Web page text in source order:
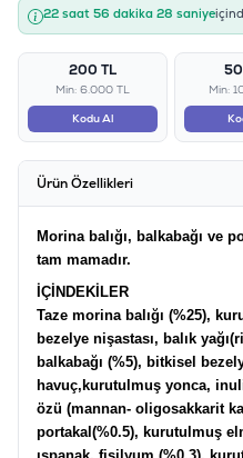
22 saat 56 dakika 28 saniye
200 TL
Min: 6.000 TL
Kodu Al
Min:
Ürün Özellikleri
Morina balığı, balkabağı ve
tam mamadır.
İÇİNDEKİLER
Taze morina balığı (%25),
bezelye nişastası, balık
balkabağı (%5), bitkisel
havuç,kurutulmuş yonca,
özü (mannan- oligosakkarit
portakal(%0.5), kurutulmuş